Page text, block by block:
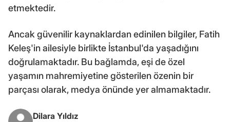
etmektedir.
Ancak güvenilir kaynaklardan edinilen bilgiler, Fatih
Keleş'in ailesiyle birlikte İstanbul'da yaşadığını
doğrulamaktadır. Bu bağlamda, eşi de özel
yaşamın mahremiyetine gösterilen özenin bir
parçası olarak, medya önünde yer almamaktadır.
Dilara Yıldız